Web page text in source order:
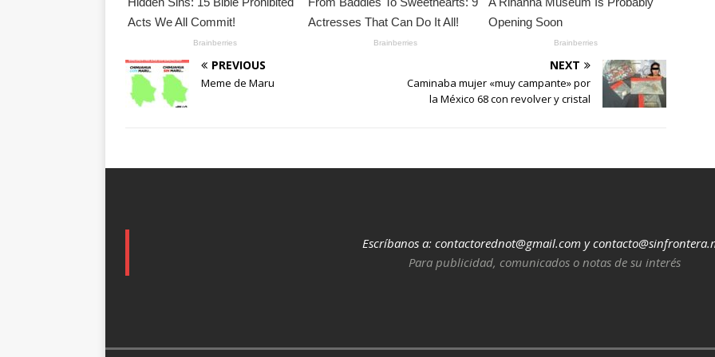
PREVIOUS
Meme de Maru
NEXT
Caminaba mujer «muy campante» por
la México 68 con revolver y cristal
Escríbanos a: contactorednot@gmail.com y
Para publicidad, comunicados o notas de su interés